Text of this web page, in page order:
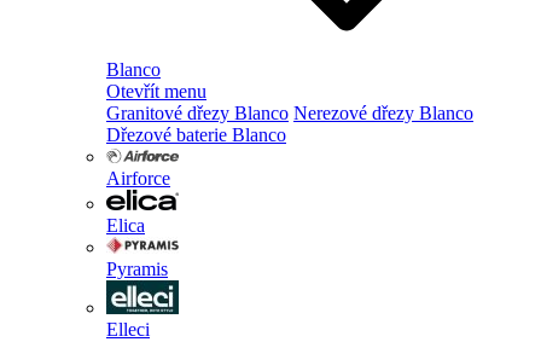
Blanco
Otevřít menu
Granitové dřezy Blanco Nerezové dřezy Blanco
Dřezové baterie Blanco
Airforce
Elica
Pyramis
Elleci